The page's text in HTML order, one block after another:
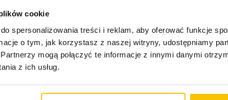
cookie
spersonalizowania treści i reklam, aby oferować funkcje
o tym, jak korzystasz z naszej witryny, udostępniamy
mogą połączyć te informacje z innymi danymi
z ich usług.